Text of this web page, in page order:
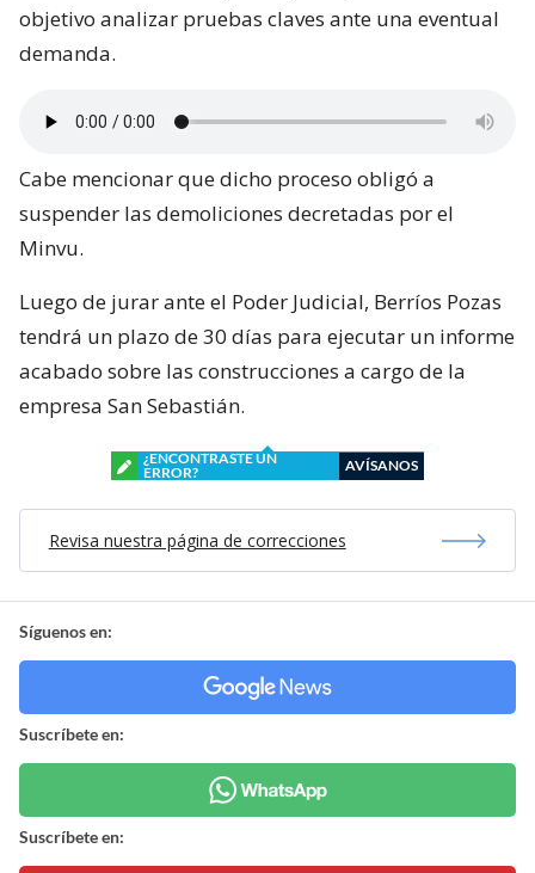
objetivo analizar pruebas claves ante una eventual
demanda.
Cabe mencionar que dicho proceso obligó a
suspender las demoliciones decretadas por el
Minvu.
Luego de jurar ante el Poder Judicial, Berríos Pozas
tendrá un plazo de 30 días para ejecutar un informe
acabado sobre las construcciones a cargo de la
empresa San Sebastián.
¿ENCONTRASTE UN
ERROR?
AVÍSANOS
Revisa nuestra página de correcciones
Síguenos en:
Suscríbete en:
Suscríbete en: